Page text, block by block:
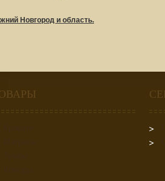
Новгород и область.